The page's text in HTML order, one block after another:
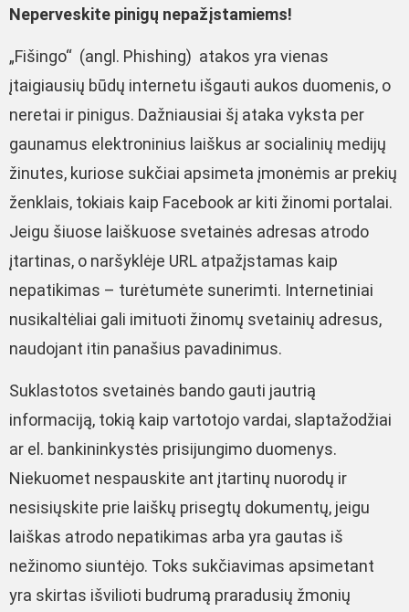
Neperveskite pinigų nepažįstamiems!
„Fišingo“ (angl. Phishing) atakos yra vienas
įtaigiausių būdų internetu išgauti aukos duomenis, o
neretai ir pinigus. Dažniausiai šį ataka vyksta per
gaunamus elektroninius laiškus ar socialinių medijų
žinutes, kuriose sukčiai apsimeta įmonėmis ar prekių
ženklais, tokiais kaip Facebook ar kiti žinomi portalai.
Jeigu šiuose laiškuose svetainės adresas atrodo
įtartinas, o naršyklėje URL atpažįstamas kaip
nepatikimas – turėtumėte sunerimti. Internetiniai
nusikaltėliai gali imituoti žinomų svetainių adresus,
naudojant itin panašius pavadinimus.
Suklastotos svetainės bando gauti jautrią
informaciją, tokią kaip vartotojo vardai, slaptažodžiai
ar el. bankininkystės prisijungimo duomenys.
Niekuomet nespauskite ant įtartinų nuorodų ir
nesisiųskite prie laiškų prisegtų dokumentų, jeigu
laiškas atrodo nepatikimas arba yra gautas iš
nežinomo siuntėjo. Toks sukčiavimas apsimetant
yra skirtas išvilioti budrumą praradusių žmonių